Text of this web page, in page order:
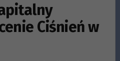
Ciśnień w